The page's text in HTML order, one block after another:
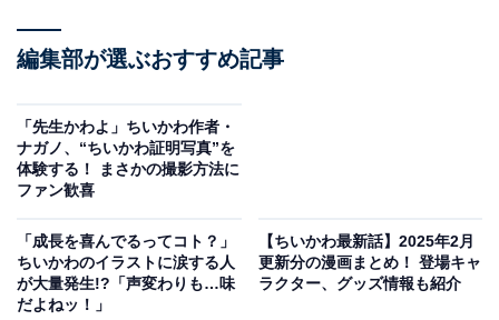
編集部が選ぶおすすめ記事
「先生かわよ」ちいかわ作者・
ナガノ、“ちいかわ証明写真”を
体験する！ まさかの撮影方法に
ファン歓喜
「成長を喜んでるってコト？」
ちいかわのイラストに涙する人
が大量発生!?「声変わりも…味
だよねッ！」
【ちいかわ最新話】2025年2月
更新分の漫画まとめ！ 登場キャ
ラクター、グッズ情報も紹介